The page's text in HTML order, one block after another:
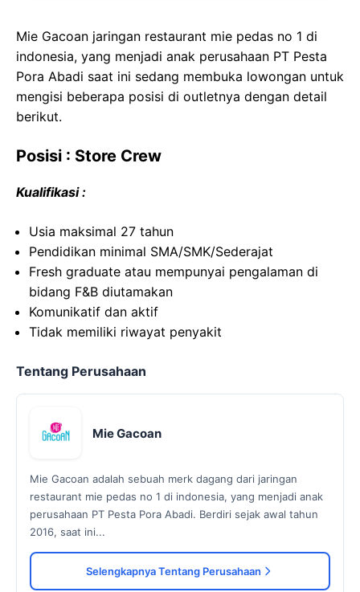
Mie Gacoan jaringan restaurant mie pedas no 1 di
indonesia, yang menjadi anak perusahaan PT Pesta
Pora Abadi saat ini sedang membuka lowongan untuk
mengisi beberapa posisi di outletnya dengan detail
berikut.
Posisi : Store Crew
Kualifikasi :
Usia maksimal 27 tahun
Pendidikan minimal SMA/SMK/Sederajat
Fresh graduate atau mempunyai pengalaman di
bidang F&B diutamakan
Komunikatif dan aktif
Tidak memiliki riwayat penyakit
Tentang Perusahaan
Mie Gacoan
Mie Gacoan adalah sebuah merk dagang dari jaringan
restaurant mie pedas no 1 di indonesia, yang menjadi anak
perusahaan PT Pesta Pora Abadi. Berdiri sejak awal tahun
2016, saat ini...
Selengkapnya Tentang Perusahaan